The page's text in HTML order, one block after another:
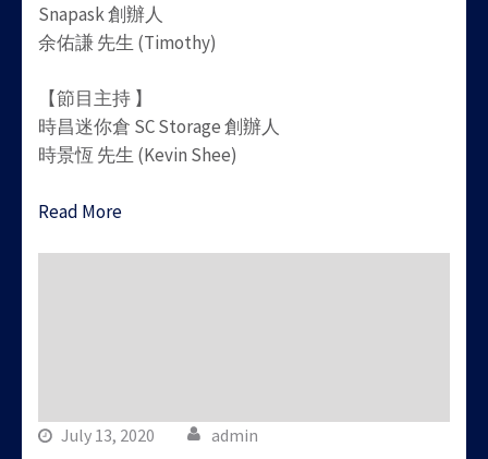
Snapask 創辦人
余佑謙 先生 (Timothy)
【節目主持 】
時昌迷你倉 SC Storage 創辦人
時景恆 先生 (Kevin Shee)
Read More
July 13, 2020 admin